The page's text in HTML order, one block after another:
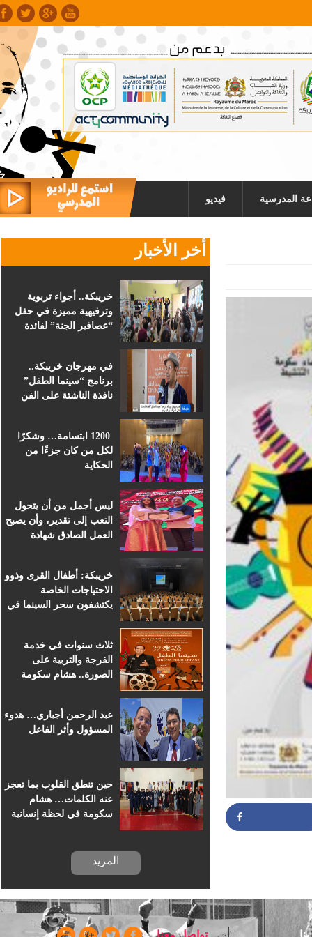
المدرسية فيديو
أخر الأخبار
خريبكة.. أجواء تربوية
وترفيهية مميزة في حفل
“عصافير الجنة” لفائدة
في مهرجان خريبكة..
برنامج “سينما الطفل”
نافذة الناشئة على الفن
1200 ابتسامة… وشكرًا
لكل من كان جزءًا من
الحكاية
ليس أجمل من أن يتحول
التعب إلى تقدير، وأن يصبح
العمل الصادق شهادة
خريبكة: أطفال القرى وذوو
الاحتياجات الخاصة
يكتشفون سحر السينما في
ثلاث سنوات في خدمة
الفرجة والتربية على
الصورة.. هشام سكومة
عبد الرحمن أجباري… هدوء
المسؤول وأثر الفاعل
حين تنطق القلوب بما تعجز
عنه الكلمات… هشام
سكومة في لحظة إنسانية
المزيد
تواصل معنا